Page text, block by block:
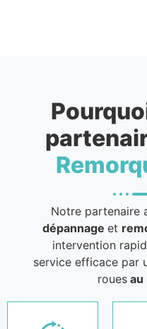
Notre partenaire
dépannageet
intervention
service efficace par
roues au